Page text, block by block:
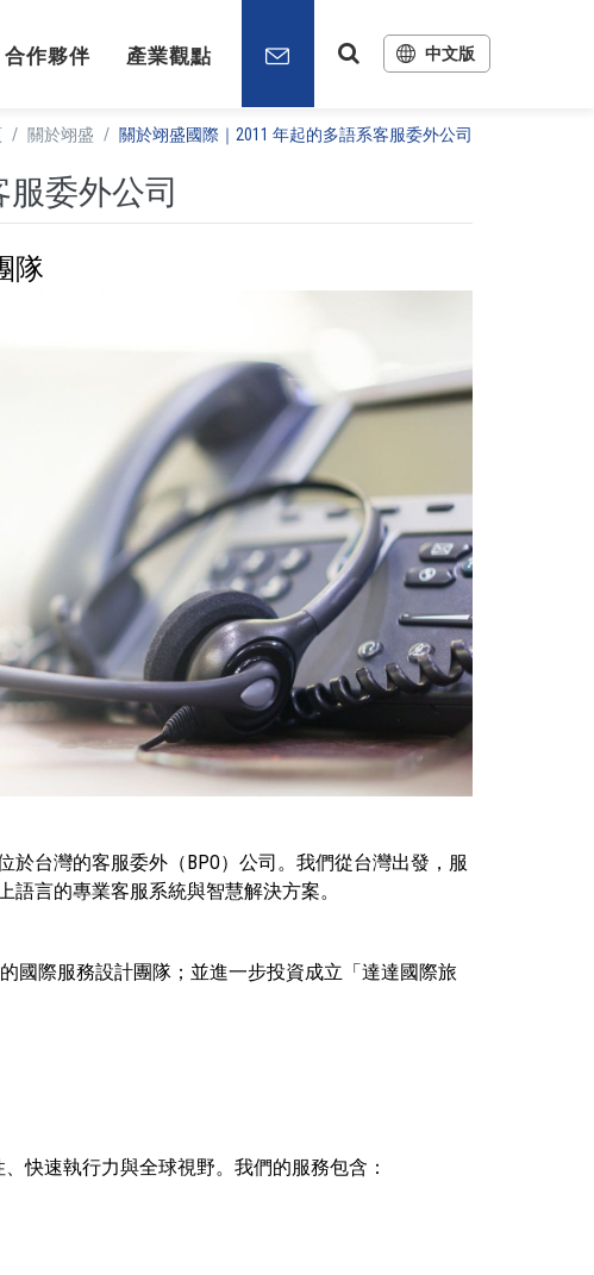
合作夥伴 產業觀點
中文版
日文版
/ 關於翊盛 / 關於翊盛國際｜2011 年起的多語系客服委外公司
委外公司
隊
於台灣的客服委外（BPO）公司。我們從台灣出發，服
言的專業客服系統與智慧解決方案。
國際服務設計團隊；並進一步投資成立「達達國際旅
快速執行力與全球視野。我們的服務包含：